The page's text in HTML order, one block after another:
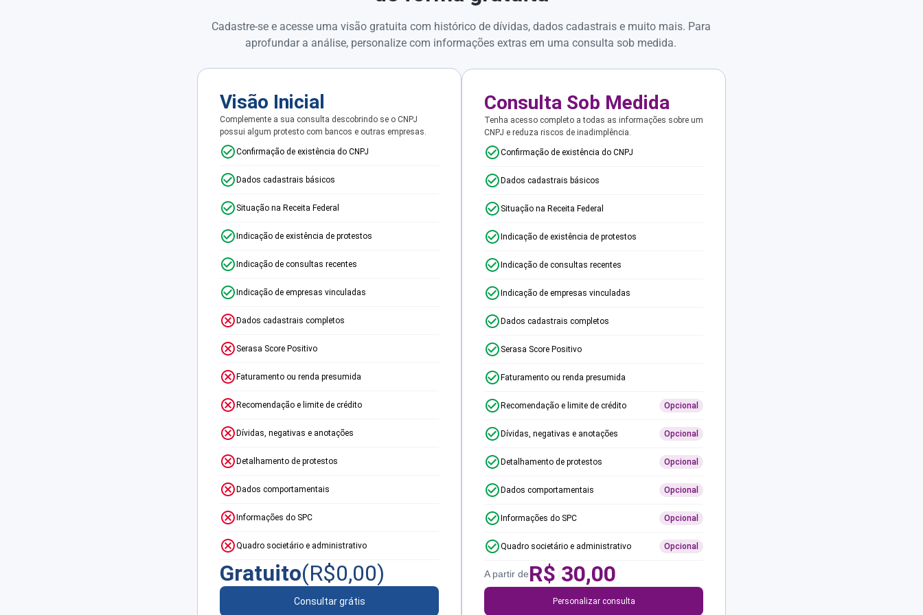
Cadastre-se e acesse uma visão gratuita com histórico de dívidas, dados cadastrais e muito mais. Para
aprofundar a análise, personalize com informações extras em uma consulta sob medida.
Visão Inicial
Complemente a sua consulta descobrindo se o CNPJ
possui algum protesto com bancos e outras empresas.
Confirmação de existência do CNPJ
Dados cadastrais básicos
Situação na Receita Federal
Indicação de existência de protestos
Indicação de consultas recentes
Indicação de empresas vinculadas
Dados cadastrais completos
Serasa Score Positivo
Faturamento ou renda presumida
Recomendação e limite de crédito
Dívidas, negativas e anotações
Detalhamento de protestos
Dados comportamentais
Informações do SPC
Quadro societário e administrativo
Gratuito(R$0,00)
Consultar grátis
Consulta Sob Medida
Tenha acesso completo a todas as informações sobre um
CNPJ e reduza riscos de inadimplência.
Confirmação de existência do CNPJ
Dados cadastrais básicos
Situação na Receita Federal
Indicação de existência de protestos
Indicação de consultas recentes
Indicação de empresas vinculadas
Dados cadastrais completos
Serasa Score Positivo
Faturamento ou renda presumida
Recomendação e limite de crédito Opcional
Dívidas, negativas e anotações Opcional
Detalhamento de protestos Opcional
Dados comportamentais Opcional
Informações do SPC Opcional
Quadro societário e administrativo Opcional
A partir deR$ 30,00
Personalizar consulta